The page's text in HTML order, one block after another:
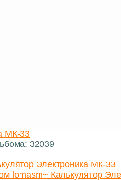
МК-33
32039
Электроника МК-33
lomasm~ Калькулятор